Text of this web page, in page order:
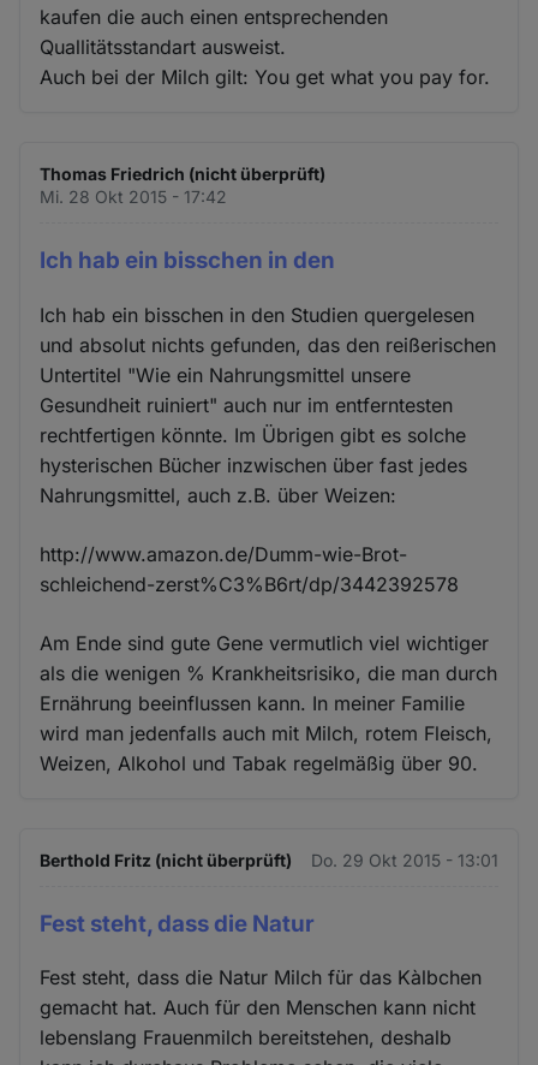
kaufen die auch einen entsprechenden
Quallitätsstandart ausweist.
Auch bei der Milch gilt: You get what you pay for.
Thomas Friedrich (nicht überprüft)
Mi. 28 Okt 2015 - 17:42
Ich hab ein bisschen in den
Ich hab ein bisschen in den Studien quergelesen
und absolut nichts gefunden, das den reißerischen
Untertitel "Wie ein Nahrungsmittel unsere
Gesundheit ruiniert" auch nur im entferntesten
rechtfertigen könnte. Im Übrigen gibt es solche
hysterischen Bücher inzwischen über fast jedes
Nahrungsmittel, auch z.B. über Weizen:
http://www.amazon.de/Dumm-wie-Brot-
schleichend-zerst%C3%B6rt/dp/3442392578
Am Ende sind gute Gene vermutlich viel wichtiger
als die wenigen % Krankheitsrisiko, die man durch
Ernährung beeinflussen kann. In meiner Familie
wird man jedenfalls auch mit Milch, rotem Fleisch,
Weizen, Alkohol und Tabak regelmäßig über 90.
Berthold Fritz (nicht überprüft) Do. 29 Okt 2015 - 13:01
Fest steht, dass die Natur
Fest steht, dass die Natur Milch für das Kàlbchen
gemacht hat. Auch für den Menschen kann nicht
lebenslang Frauenmilch bereitstehen, deshalb